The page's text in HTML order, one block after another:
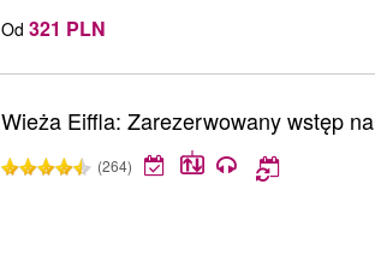
Od 321 PLN
Wieża Eiffla: Zarezerwowany wstęp
(264)